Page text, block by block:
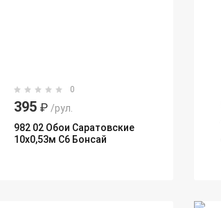
0
395 ₽ /рул.
982 02 Обои Саратовские
10х0,53м С6 Бонсай